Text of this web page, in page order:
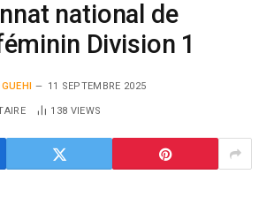
national de
Division 1
11 SEPTEMBRE 2025
138 VIEWS